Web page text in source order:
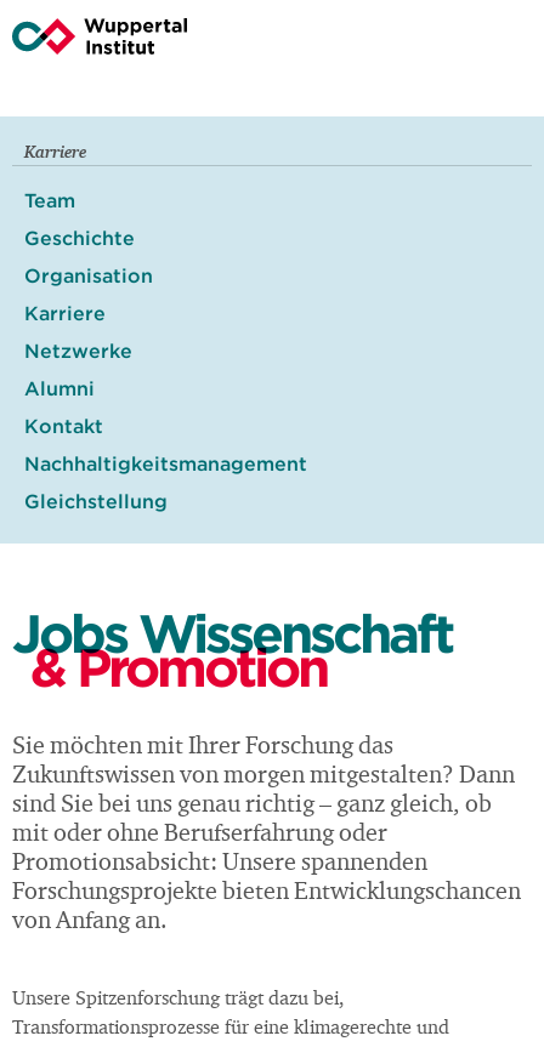
Karriere
Team
Geschichte
Organisation
Karriere
Netzwerke
Alumni
Kontakt
Nachhaltigkeitsmanagement
Gleichstellung
Jobs Wissenschaft
& Promotion
Sie möchten mit Ihrer Forschung das
Zukunftswissen von morgen mitgestalten? Dann
sind Sie bei uns genau richtig – ganz gleich, ob
mit oder ohne Berufserfahrung oder
Promotionsabsicht: Unsere spannenden
Forschungsprojekte bieten Entwicklungschancen
von Anfang an.
Unsere Spitzenforschung trägt dazu bei,
Transformationsprozesse für eine klimagerechte und